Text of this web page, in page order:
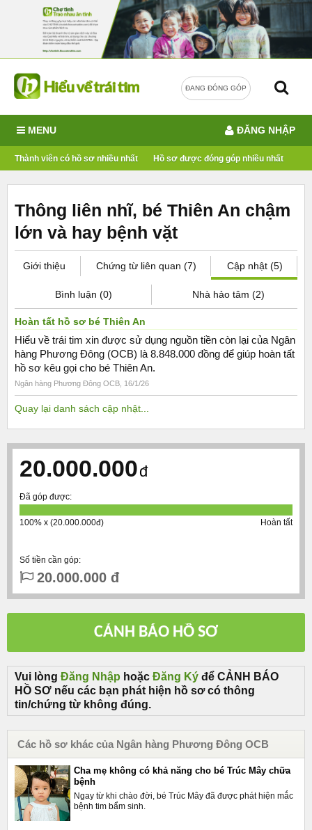
ĐANG ĐÓNG GÓP
MENU
Thành viên có hồ sơ nhiều nhất Hồ sơ được đóng góp nhiều nhất
ĐĂNG NHẬP
Thông liên nhĩ, bé Thiên An chậm
lớn và hay bệnh vặt
Giới thiệu Chứng từ liên quan (7) Cập nhật (5)
Bình luận (0) Nhà hảo tâm (2)
Hoàn tất hồ sơ bé Thiên An
Hiểu về trái tim xin được sử dụng nguồn tiền còn lại của Ngân
hàng Phương Đông (OCB) là 8.848.000 đồng để giúp hoàn tất
hồ sơ kêu gọi cho bé Thiên An.
Ngân hàng Phương Đông OCB 16/1/26
Quay lại danh sách cập nhật...
20.000.000đ
Đã góp được:
100% x (20.000.000đ) Hoàn tất
Số tiền cần góp:
20.000.000 đ
Vui lòng Đăng Nhập hoặc Đăng Ký để CẢNH BÁO
HỒ SƠ nếu các bạn phát hiện hồ sơ có thông
tin/chứng từ không đúng.
Các hồ sơ khác của Ngân hàng Phương Đông OCB
Cha mẹ không có khả năng cho bé Trúc Mây chữa
bệnh
Ngay từ khi chào đời, bé Trúc Mây đã được phát hiện mắc
bệnh tim bẩm sinh.